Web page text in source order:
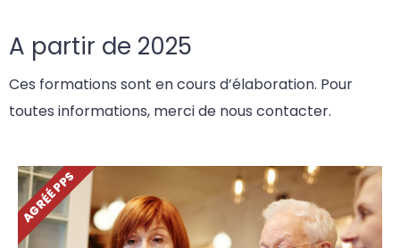
A partir de 2025
Ces formations sont en cours d’élaboration. Pour
toutes informations, merci de nous contacter.
AGRÉÉ PPS